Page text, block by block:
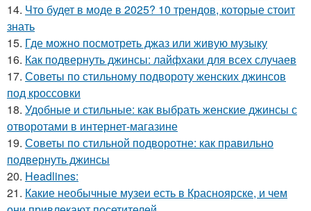
14. Что будет в моде в 2025? 10 трендов, которые стоит
знать
15. Где можно посмотреть джаз или живую музыку
16. Как подвернуть джинсы: лайфхаки для всех случаев
17. Советы по стильному подвороту женских джинсов
под кроссовки
18. Удобные и стильные: как выбрать женские джинсы с
отворотами в интернет-магазине
19. Советы по стильной подворотне: как правильно
подвернуть джинсы
20. Headlines:
21. Какие необычные музеи есть в Красноярске, и чем